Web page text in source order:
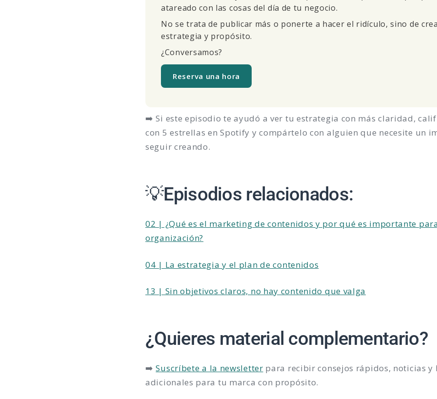
atareado con las cosas del día de tu negocio.
No se trata de publicar más o ponerte a hacer el ridículo, sino de
estrategia y propósito.
¿Conversamos?
Reserva una hora
➡️ Si este episodio te ayudó a ver tu estrategia con más claridad,
con 5 estrellas en Spotify y compártelo con alguien que necesite un
seguir creando.
💡Episodios relacionados:
02 | ¿Qué es el marketing de contenidos y por qué es importante
organización?
04 | La estrategia y el plan de contenidos
13 | Sin objetivos claros, no hay contenido que valga
¿Quieres material complementario?
➡️Suscríbete a la newsletter para recibir consejos rápidos, noticias y
adicionales para tu marca con propósito.